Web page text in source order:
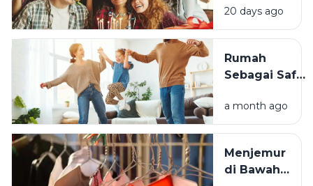
Momen
Bertambah
Terasa
Istimewa?
20 days ago
Rumah
Sebagai Safe
Mengapa
Lingkungan
Tinggal yang
Bersih
a month ago
Menjemur
di Bawah